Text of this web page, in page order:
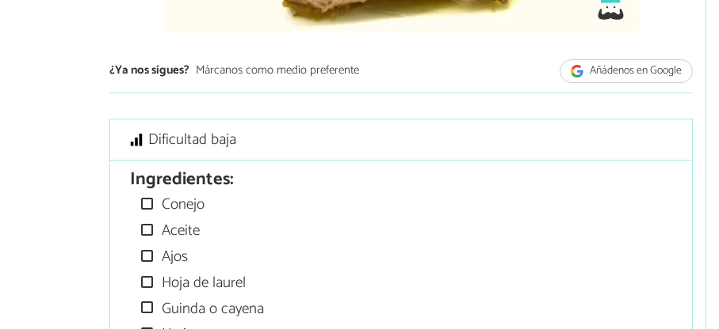
¿Ya nos sigues? Márcanos como medio preferente Añádenos en Google
Dificultad baja
Ingredientes:
Conejo
Aceite
Ajos
Hoja de laurel
Guinda o cayena